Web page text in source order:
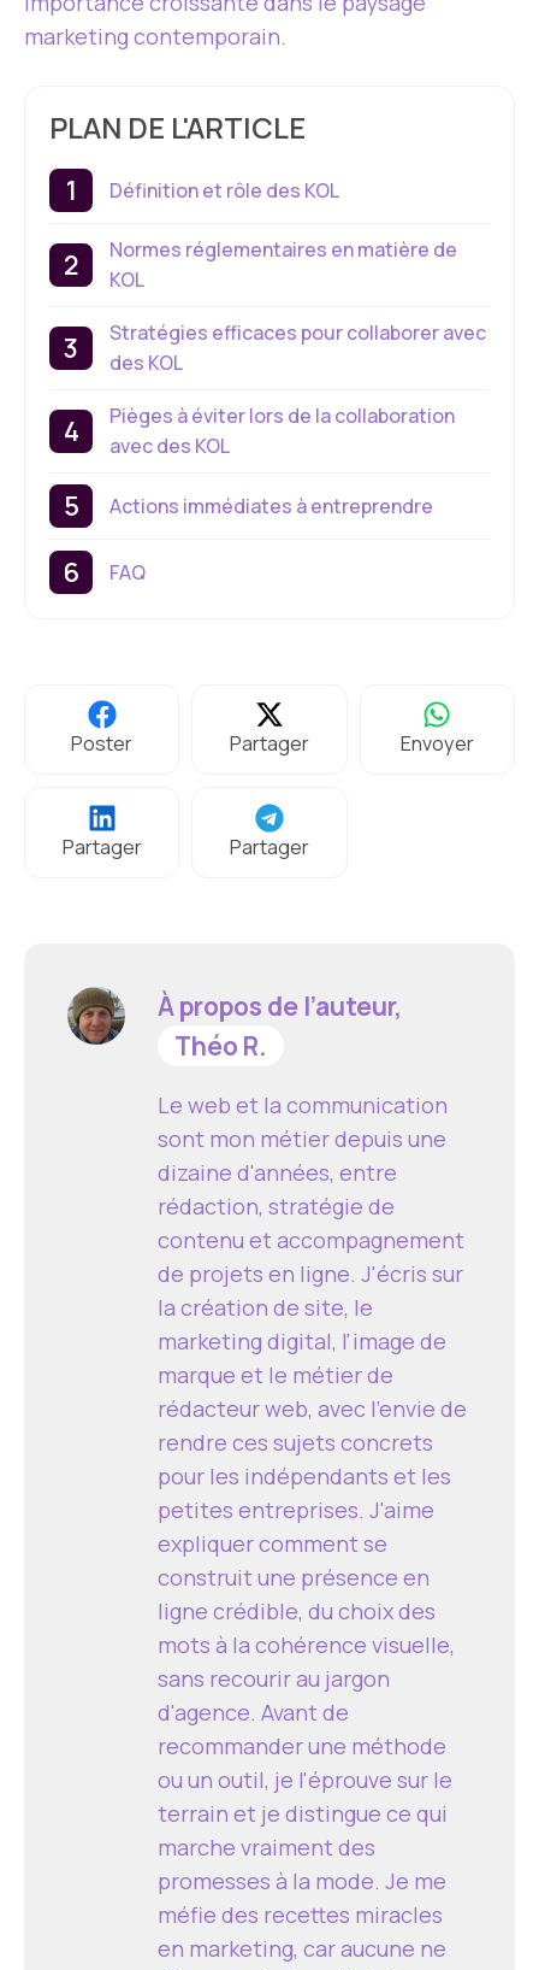
marketing contemporain.
PLAN DE L'ARTICLE
Définition et rôle des KOL
Normes réglementaires en matière de
KOL
Stratégies efficaces pour collaborer avec
des KOL
Pièges à éviter lors de la collaboration
avec des KOL
Actions immédiates à entreprendre
FAQ
Poster Partager Envoyer
Partager Partager
À propos de l’auteur,
Théo R.
Le web et la communication
sont mon métier depuis une
dizaine d'années, entre
rédaction, stratégie de
contenu et accompagnement
de projets en ligne. J'écris sur
la création de site, le
marketing digital, l'image de
marque et le métier de
rédacteur web, avec l'envie de
rendre ces sujets concrets
pour les indépendants et les
petites entreprises. J'aime
expliquer comment se
construit une présence en
ligne crédible, du choix des
mots à la cohérence visuelle,
sans recourir au jargon
d'agence. Avant de
recommander une méthode
ou un outil, je l'éprouve sur le
terrain et je distingue ce qui
marche vraiment des
promesses à la mode. Je me
méfie des recettes miracles
en marketing, car aucune ne